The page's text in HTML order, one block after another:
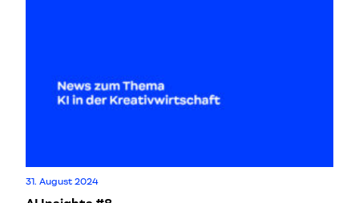
31. August 2024